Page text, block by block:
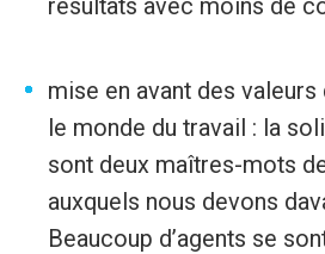
résultats avec moins de
mise en avant des
le monde du travail : la
sont deux maîtres-mots
auxquels nous devons
Beaucoup d’agents se